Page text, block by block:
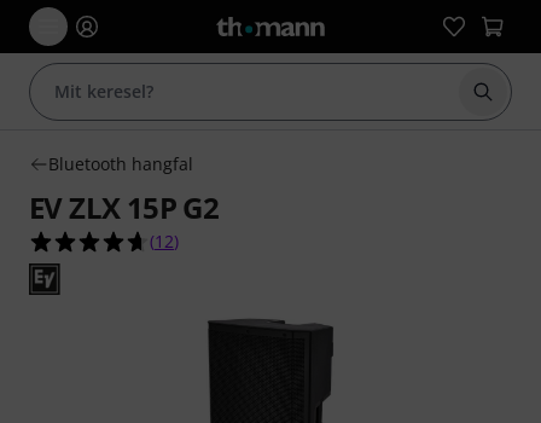
Bluetooth hangfal
EV ZLX 15P G2
4.7/5 csillag, összesen 12 értékelés alapján
(12)